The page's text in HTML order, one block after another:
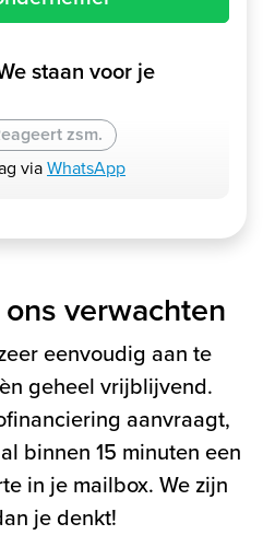
staan voor je
zsm.
viaWhatsApp
verwachten
eenvoudig aan te
geheel vrijblijvend.
aanvraagt,
binnen 15 minuten een
in je mailbox. We zijn
je denkt!